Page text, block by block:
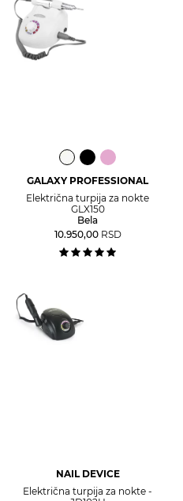
GALAXY PROFESSIONAL
Električna turpija za nokte
GLX150
Bela
10.950,00 RSD
NAIL DEVICE
Električna turpija za nokte -